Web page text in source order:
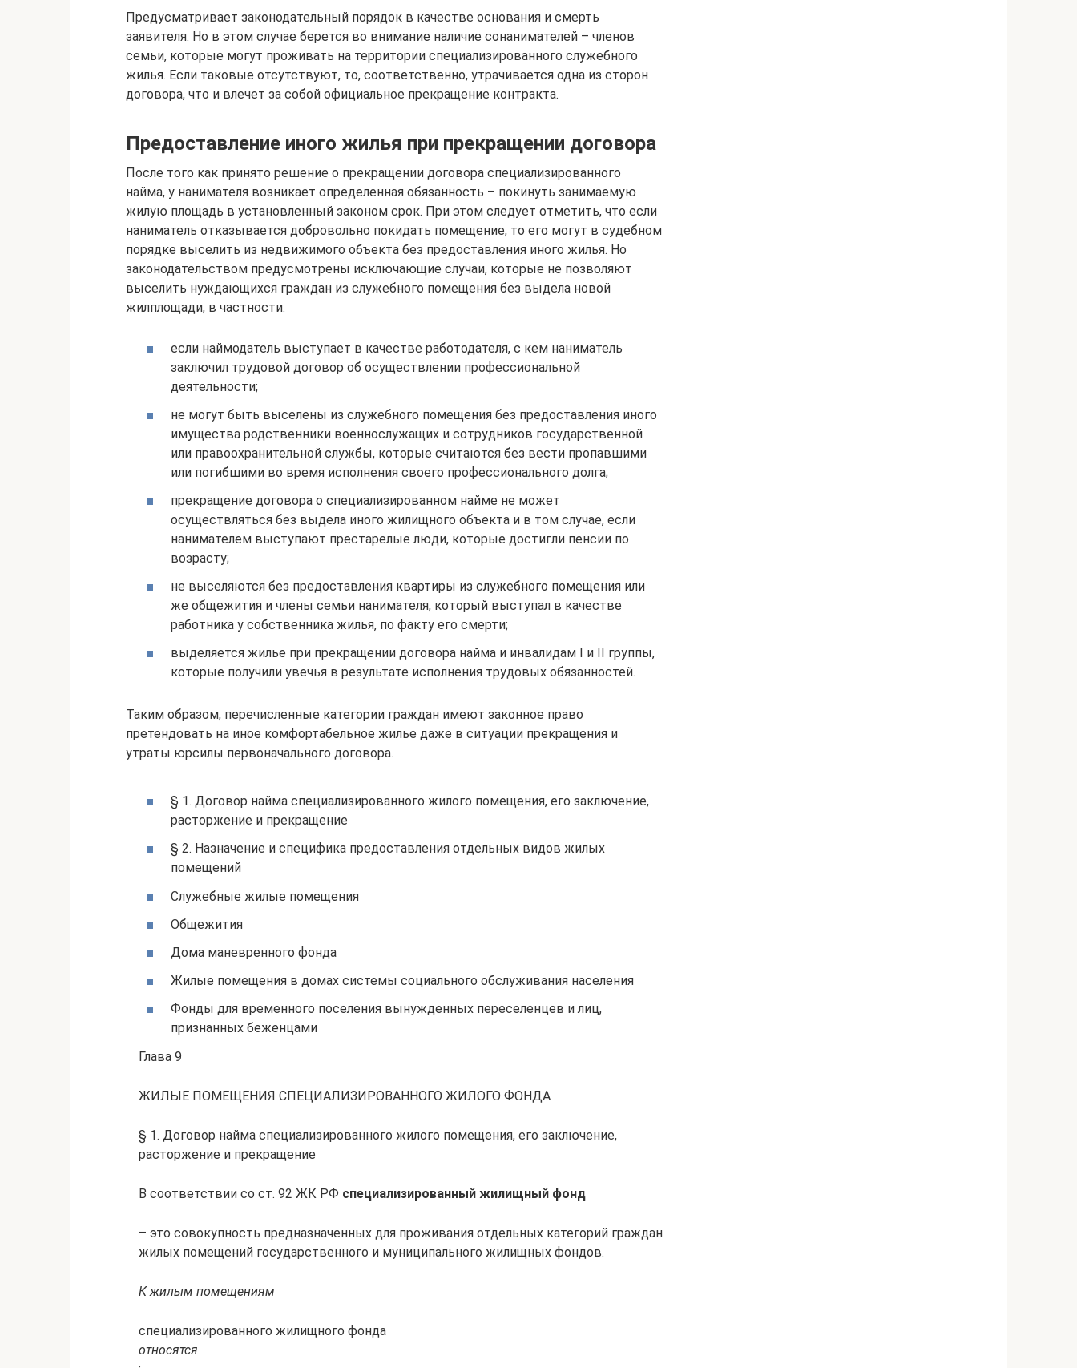
Предусматривает законодательный порядок в качестве основания и смерть
заявителя. Но в этом случае берется во внимание наличие сонанимателей – членов
семьи, которые могут проживать на территории специализированного служебного
жилья. Если таковые отсутствуют, то, соответственно, утрачивается одна из сторон
договора, что и влечет за собой официальное прекращение контракта.
Предоставление иного жилья при прекращении договора
После того как принято решение о прекращении договора специализированного
найма, у нанимателя возникает определенная обязанность – покинуть занимаемую
жилую площадь в установленный законом срок. При этом следует отметить, что если
наниматель отказывается добровольно покидать помещение, то его могут в судебном
порядке выселить из недвижимого объекта без предоставления иного жилья. Но
законодательством предусмотрены исключающие случаи, которые не позволяют
выселить нуждающихся граждан из служебного помещения без выдела новой
жилплощади, в частности:
если наймодатель выступает в качестве работодателя, с кем наниматель
заключил трудовой договор об осуществлении профессиональной
деятельности;
не могут быть выселены из служебного помещения без предоставления иного
имущества родственники военнослужащих и сотрудников государственной
или правоохранительной службы, которые считаются без вести пропавшими
или погибшими во время исполнения своего профессионального долга;
прекращение договора о специализированном найме не может
осуществляться без выдела иного жилищного объекта и в том случае, если
нанимателем выступают престарелые люди, которые достигли пенсии по
возрасту;
не выселяются без предоставления квартиры из служебного помещения или
же общежития и члены семьи нанимателя, который выступал в качестве
работника у собственника жилья, по факту его смерти;
выделяется жилье при прекращении договора найма и инвалидам I и II группы,
которые получили увечья в результате исполнения трудовых обязанностей.
Таким образом, перечисленные категории граждан имеют законное право
претендовать на иное комфортабельное жилье даже в ситуации прекращения и
утраты юрсилы первоначального договора.
§ 1. Договор найма специализированного жилого помещения, его заключение,
расторжение и прекращение
§ 2. Назначение и специфика предоставления отдельных видов жилых
помещений
Служебные жилые помещения
Общежития
Дома маневренного фонда
Жилые помещения в домах системы социального обслуживания населения
Фонды для временного поселения вынужденных переселенцев и лиц,
признанных беженцами
Глава 9
ЖИЛЫЕ ПОМЕЩЕНИЯ СПЕЦИАЛИЗИРОВАННОГО ЖИЛОГО ФОНДА
§ 1. Договор найма специализированного жилого помещения, его заключение,
расторжение и прекращение
В соответствии со ст. 92 ЖК РФ специализированный жилищный фонд
– это совокупность предназначенных для проживания отдельных категорий граждан
жилых помещений государственного и муниципального жилищных фондов.
К жилым помещениям
специализированного жилищного фонда
относятся